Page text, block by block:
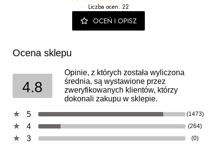
Liczba ocen: 22
OCEŃ I OPISZ
Ocena sklepu
4.8
Opinie, z których została wyliczona
średnia, są wystawione przez
zweryfikowanych klientów, którzy
dokonali zakupu w sklepie.
5
(1473)
4 (264)
3 (0)